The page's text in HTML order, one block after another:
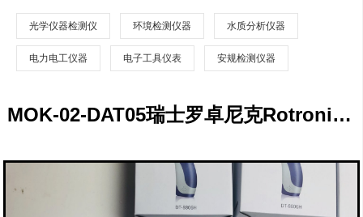
光学仪器检测仪 环境检测仪器 水质分析仪器
电力电工仪器 电子工具仪表 安规检测仪器
MOK-02-DAT05瑞士罗卓尼克Rotronic探头MOK-02-DAT05